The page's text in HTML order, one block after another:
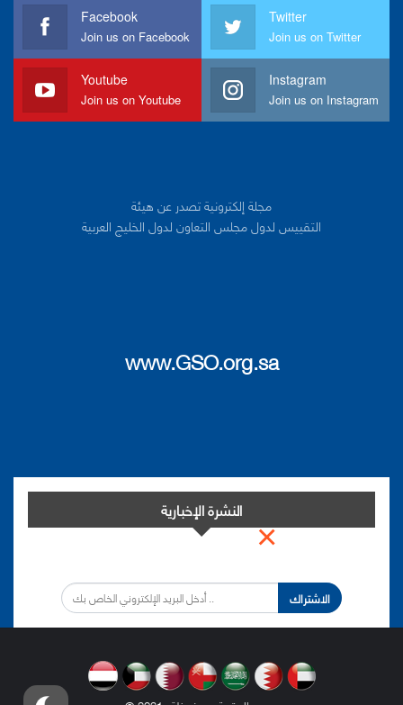
Facebook
Join us on Facebook
Twitter
Join us on Twitter
Youtube
Join us on Youtube
Instagram
Join us on Instagram
مجلة إلكترونية تصدر عن هيئة
التقييس لدول مجلس التعاون لدول الخليج العربية
www.GSO.org.sa
النشرة الإخبارية
الاشتراك
×